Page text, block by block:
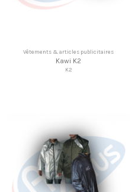
Vêtements & articles publicitaires
Kawi K2
K2